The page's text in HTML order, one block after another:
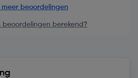
meer beoordelingen
beoordelingen berekend?